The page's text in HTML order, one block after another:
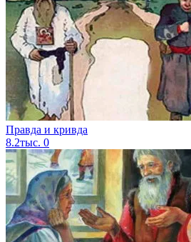
Правда и кривда
8.2тыс. 0